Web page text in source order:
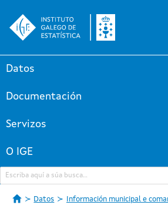
Datos
Documentación
Servizos
O IGE
Datos Información municipal e